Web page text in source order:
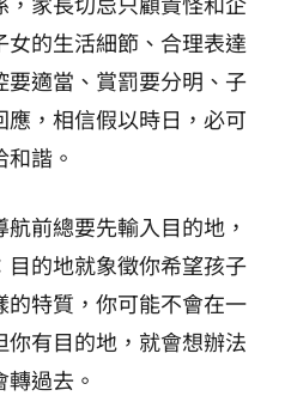
的生活細節、合理表達
要適當、賞罰要分明、子
，相信假以時日，必可
諧。
前總要先輸入目的地，
的地就象徵你希望孩子
特質，你可能不會在一
有目的地，就會想辦法
過去。